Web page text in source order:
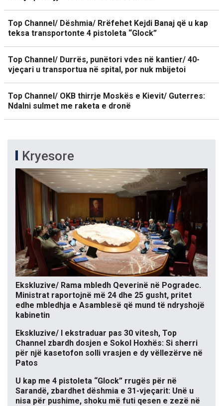
Top Channel/ Dëshmia/ Rrëfehet Kejdi Banaj që u kap
teksa transportonte 4 pistoleta “Glock”
Top Channel/ Durrës, punëtori vdes në kantier/ 40-
vjeçari u transportua në spital, por nuk mbijetoi
Top Channel/ OKB thirrje Moskës e Kievit/ Guterres:
Ndalni sulmet me raketa e dronë
Kryesore
Ekskluzive/ Rama mbledh Qeverinë në Pogradec.
Ministrat raportojnë më 24 dhe 25 gusht, pritet
edhe mbledhja e Asamblesë që mund të ndryshojë
kabinetin
Ekskluzive/ I ekstraduar pas 30 vitesh, Top
Channel zbardh dosjen e Sokol Hoxhës: Si sherri
për një kasetofon solli vrasjen e dy vëllezërve në
Patos
U kap me 4 pistoleta “Glock” rrugës për në
Sarandë, zbardhet dëshmia e 31-vjeçarit: Unë u
nisa për pushime, shoku më futi qesen e zezë në